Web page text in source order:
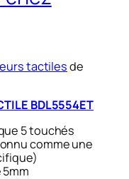
tactilesde
BDL5554ET
5 touchés
comme une